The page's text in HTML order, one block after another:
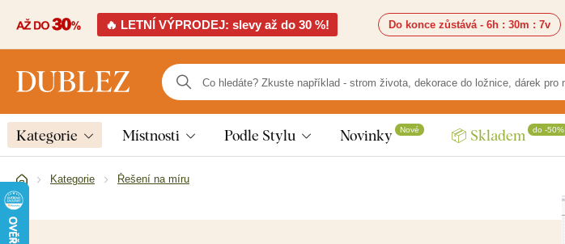
🔥 LETNÍ VÝPRODEJ: slevy až do 30 %! Do konce zůstává - 6h : 30m : 5v
Kategorie Místnosti Podle Stylu Novinky Nové 📦 Skladem do -50%
Kategorie Řešení na míru